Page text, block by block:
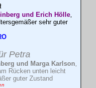
und Erich Hölle,
sehr guter
Petra
und Marga Karlson,
Rücken unten leicht
guter Zustand